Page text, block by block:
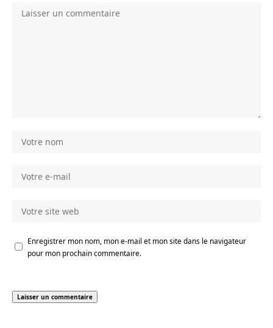
Enregistrer mon nom, mon e-mail et mon site dans le navigateur
pour mon prochain commentaire.